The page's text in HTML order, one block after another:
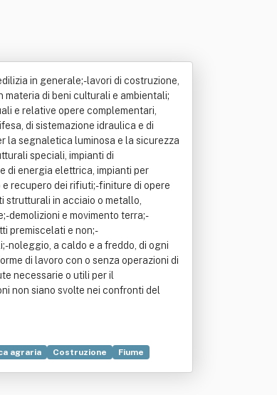
in generale;- lavori di costruzione,
di beni culturali e ambientali;
e relative opere complementari,
di sistemazione idraulica e di
la segnaletica luminosa e la sicurezza
speciali, impianti di
di energia elettrica, impianti per
recupero dei rifiuti;- finiture di opere
strutturali in acciaio o metallo,
demolizioni e movimento terra;-
premiscelati e non;-
noleggio, a caldo e a freddo, di ogni
di lavoro con o senza operazioni di
necessarie o utili per il
non siano svolte nei confronti del
agraria Costruzione
Fiume